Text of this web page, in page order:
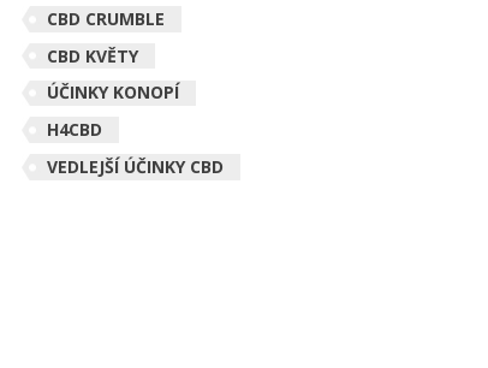
CBD CRUMBLE
CBD KVĚTY
ÚČINKY KONOPÍ
H4CBD
VEDLEJŠÍ ÚČINKY CBD